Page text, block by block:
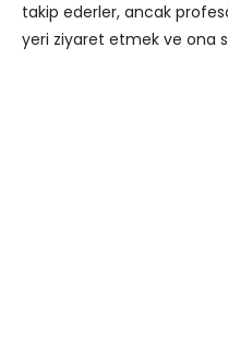
takip ederler, ancak
yeri ziyaret etmek ve ona